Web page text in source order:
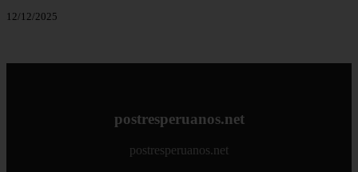
12/12/2025
postresperuanos.net
postresperuanos.net